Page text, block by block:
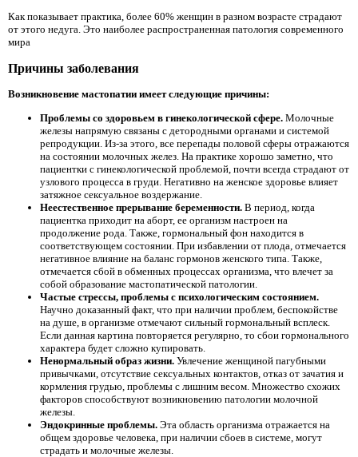
Как показывает практика, более 60% женщин в разном возрасте страдают
от этого недуга. Это наиболее распространенная патология современного
мира
Причины заболевания
Возникновение мастопатии имеет следующие причины:
Проблемы со здоровьем в гинекологической сфере. Молочные
железы напрямую связаны с детородными органами и системой
репродукции. Из-за этого, все перепады половой сферы отражаются
на состоянии молочных желез. На практике хорошо заметно, что
пациентки с гинекологической проблемой, почти всегда страдают от
узлового процесса в груди. Негативно на женское здоровье влияет
затяжное сексуальное воздержание.
Неестественное прерывание беременности. В период, когда
пациентка приходит на аборт, ее организм настроен на
продолжение рода. Также, гормональный фон находится в
соответствующем состоянии. При избавлении от плода, отмечается
негативное влияние на баланс гормонов женского типа. Также,
отмечается сбой в обменных процессах организма, что влечет за
собой образование мастопатической патологии.
Частые стрессы, проблемы с психологическим состоянием.
Научно доказанный факт, что при наличии проблем, беспокойстве
на душе, в организме отмечают сильный гормональный всплеск.
Если данная картина повторяется регулярно, то сбои гормонального
характера будет сложно купировать.
Ненормальный образ жизни. Увлечение женщиной пагубными
привычками, отсутствие сексуальных контактов, отказ от зачатия и
кормления грудью, проблемы с лишним весом. Множество схожих
факторов способствуют возникновению патологии молочной
железы.
Эндокринные проблемы. Эта область организма отражается на
общем здоровье человека, при наличии сбоев в системе, могут
страдать и молочные железы.